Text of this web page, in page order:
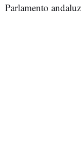
Parlamento